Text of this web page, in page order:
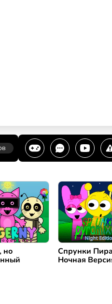
но
Спрунки
Ночная